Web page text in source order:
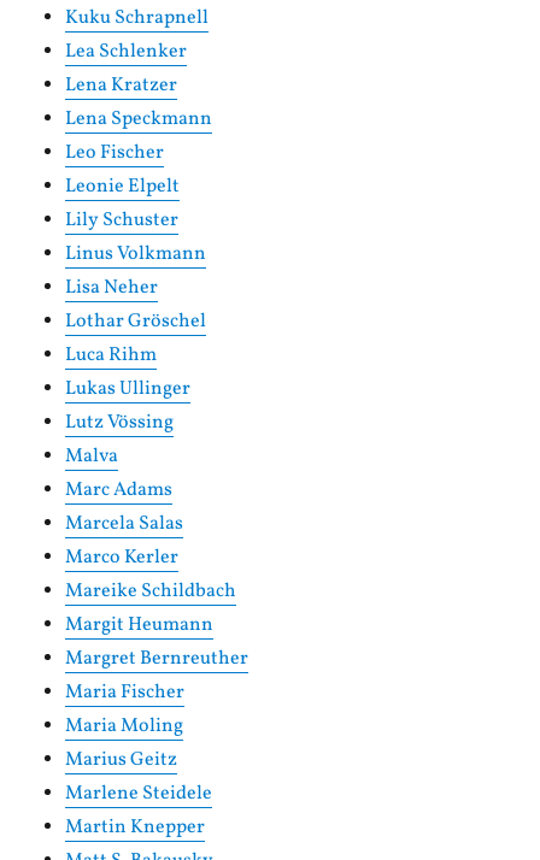
Kuku Schrapnell
Lea Schlenker
Lena Kratzer
Lena Speckmann
Leo Fischer
Leonie Elpelt
Lily Schuster
Linus Volkmann
Lisa Neher
Lothar Gröschel
Luca Rihm
Lukas Ullinger
Lutz Vössing
Malva
Marc Adams
Marcela Salas
Marco Kerler
Mareike Schildbach
Margit Heumann
Margret Bernreuther
Maria Fischer
Maria Moling
Marius Geitz
Marlene Steidele
Martin Knepper